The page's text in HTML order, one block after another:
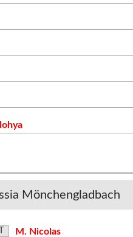
Mönchengladbach
M. Nicolas